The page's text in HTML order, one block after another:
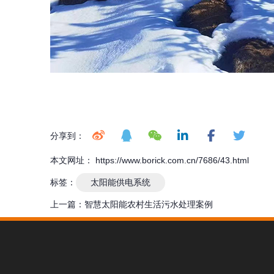
分享到：
本文网址： https://www.borick.com.cn/7686/43.html
标签： 太阳能供电系统
上一篇： 智慧太阳能农村生活污水处理案例